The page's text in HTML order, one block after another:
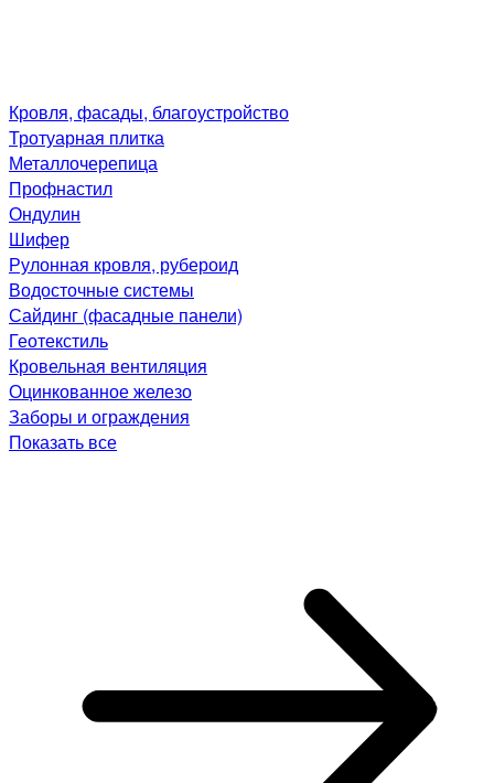
Кровля, фасады, благоустройство
Тротуарная плитка
Металлочерепица
Профнастил
Ондулин
Шифер
Рулонная кровля, рубероид
Водосточные системы
Сайдинг (фасадные панели)
Геотекстиль
Кровельная вентиляция
Оцинкованное железо
Заборы и ограждения
Показать все